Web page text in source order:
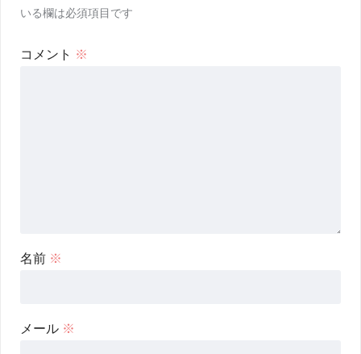
いる欄は必須項目です
コメント ※
名前 ※
メール ※